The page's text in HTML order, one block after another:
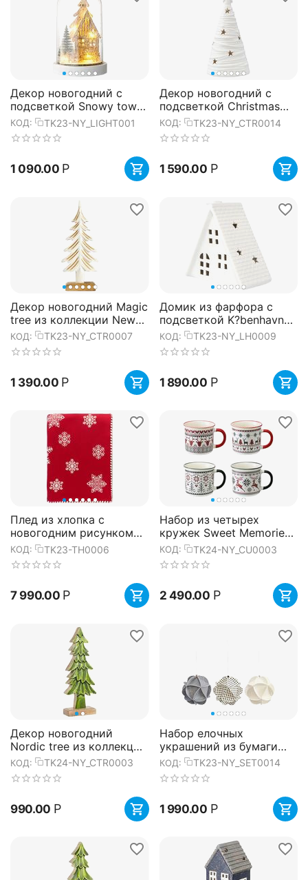
Декор новогодний с
подсветкой Snowy town
из коллекции New Year
Essential, Tkano
КОД: TK23-NY_LIGHT001
1 090.00 Р
Декор новогодний с
подсветкой Christmas
fairytale из коллекции
New Year Essential, 22,9...
КОД: TK23-NY_CTR0014
1 590.00 Р
Декор новогодний Magic
tree из коллекции New
Year Essential, 30 см,
Tkano
КОД: TK23-NY_CTR0007
1 390.00 Р
Домик из фарфора с
подсветкой K?benhavn
из коллекции New Year
Essential, 16,2 см, Tkano
КОД: TK23-NY_LH0009
1 890.00 Р
Плед из хлопка с
новогодним рисунком
Fluffy snowflakes из
коллекции New Year
Essential,...
КОД: TK23-TH0006
7 990.00 Р
Набор из четырех
кружек Sweet Memories
из коллекции New Year
Essential, 350 мл, Tkano
КОД: TK24-NY_CU0003
2 490.00 Р
Декор новогодний
Nordic tree из коллекции
New Year Essential, 20
см, Tkano
КОД: TK24-NY_CTR0003
990.00 Р
Набор елочных
украшений из бумаги
Fashion moments из
коллекции New Year
Essential, Tkano
КОД: TK23-NY_SET0014
1 990.00 Р